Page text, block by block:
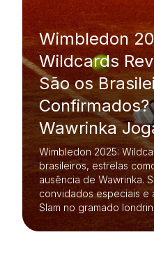
Wimbledon
Wildcards
São os
Confirmados?
Wawrinka
Wimbledon 2025:
brasileiros, estrelas
ausência de Wawrinka.
convidados especiais e
Slam no gramado